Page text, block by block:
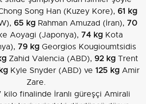
Song Han (Kuzey Kore), 61 kg
65 kg Rahman Amuzad (İran), 70
Aoyagi (Japonya), 74 kg Kota
79 kg Georgios Kougioumtsidis
Zahid Valencia (ABD), 92 kg Trent
Kyle Snyder (ABD) ve 125 kgAmir
Zare.
kilo finalinde İranlı güreşçi Amirali